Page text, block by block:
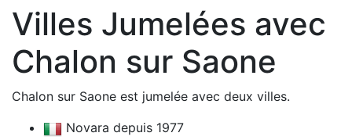
Villes Jumelées avec
Chalon sur Saone
Chalon sur Saone est jumelée avec deux villes.
Novara depuis 1977